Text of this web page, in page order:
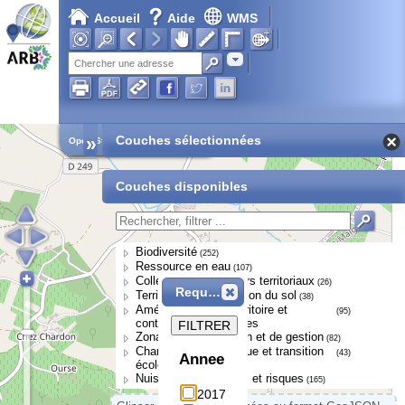
Accueil Aide WMS
Adresse
Open Street Map
» Couches sélectionnées
Couches disponibles
Biodiversité (252)
Ressource en eau (107)
Collectivités et acteurs territoriaux (26)
Territoires et occupation du sol (38)
Aménagement du territoire et
continuités écologiques
(95)
Zonages de protection et de gestion (82)
Changement climatique et transition
écologique
(43)
Nuisances, pressions et risques (165)
Requête
Annee
2017
FILTRER